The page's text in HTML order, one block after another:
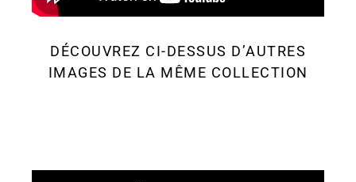
DÉCOUVREZ CI-DESSUS D’AUTRES
IMAGES DE LA MÊME COLLECTION